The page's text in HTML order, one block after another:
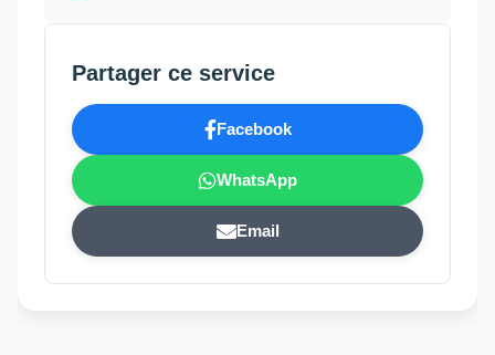
Partager ce service
Facebook
WhatsApp
Email